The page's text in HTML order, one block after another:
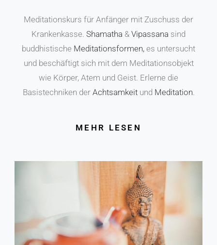
Meditationskurs für Anfänger mit Zuschuss der
Krankenkasse. Shamatha & Vipassana sind
buddhistische Meditationsformen, es untersucht
und beschäftigt sich mit dem Meditationsobjekt
wie Körper, Atem und Geist. Erlerne die
Basistechniken der Achtsamkeitund Meditation.
MEHR LESEN